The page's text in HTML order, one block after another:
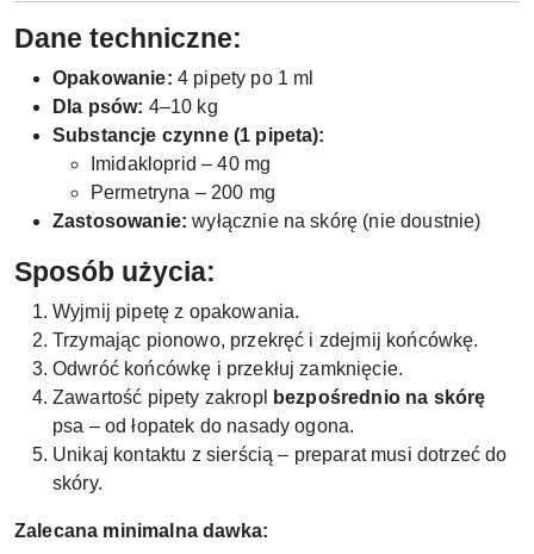
Dane techniczne:
Opakowanie: 4 pipety po 1 ml
Dla psów: 4–10 kg
Substancje czynne (1 pipeta):
Imidakloprid – 40 mg
Permetryna – 200 mg
Zastosowanie: wyłącznie na skórę (nie doustnie)
Sposób użycia:
Wyjmij pipetę z opakowania.
Trzymając pionowo, przekręć i zdejmij końcówkę.
Odwróć końcówkę i przekłuj zamknięcie.
Zawartość pipety zakropl
bezpośrednio na skórę
psa – od łopatek do nasady ogona.
Unikaj kontaktu z sierścią – preparat musi dotrzeć do
skóry.
Zalecana minimalna dawka: